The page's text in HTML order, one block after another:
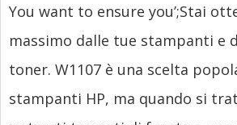
You want to ensure you’;Stai
massimo dalle tue stampanti e
toner. W1107 è una scelta
stampanti HP, ma quando si